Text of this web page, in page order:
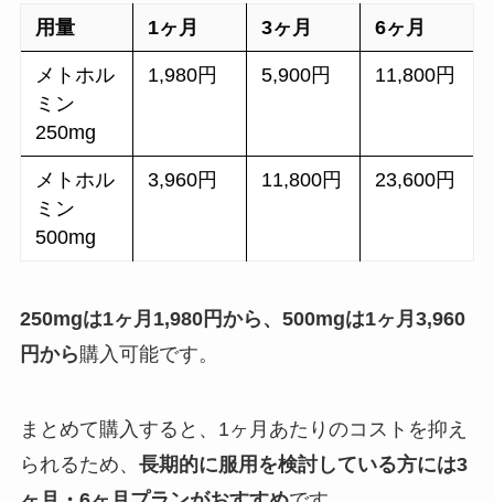
用量 1ヶ月 3ヶ月 6ヶ月
メトホル
ミン
250mg
1,980円 5,900円 11,800円
メトホル
ミン
500mg
3,960円 11,800円 23,600円
250mgは1ヶ月1,980円から、500mgは1ヶ月3,960
円から購入可能です。
まとめて購入すると、1ヶ月あたりのコストを抑え
られるため、 長期的に服用を検討している方には3